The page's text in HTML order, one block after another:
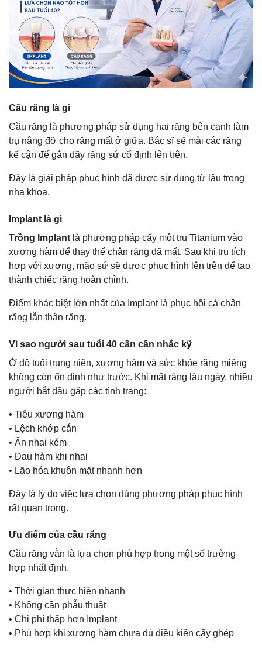
Cầu răng là gì
Cầu răng là phương pháp sử dụng hai răng bên cạnh làm
trụ nâng đỡ cho răng mất ở giữa. Bác sĩ sẽ mài các răng
kế cận để gắn dãy răng sứ cố định lên trên.
Đây là giải pháp phục hình đã được sử dụng từ lâu trong
nha khoa.
Implant là gì
Trồng Implantlà phương pháp cấy một trụ Titanium vào
xương hàm để thay thế chân răng đã mất. Sau khi trụ tích
hợp với xương, mão sứ sẽ được phục hình lên trên để tạo
thành chiếc răng hoàn chỉnh.
Điểm khác biệt lớn nhất của Implant là phục hồi cả chân
răng lẫn thân răng.
Vì sao người sau tuổi 40 cần cân nhắc kỹ
Ở độ tuổi trung niên, xương hàm và sức khỏe răng miệng
không còn ổn định như trước. Khi mất răng lâu ngày, nhiều
người bắt đầu gặp các tình trạng:
• Tiêu xương hàm
• Lệch khớp cắn
• Ăn nhai kém
• Đau hàm khi nhai
• Lão hóa khuôn mặt nhanh hơn
Đây là lý do việc lựa chọn đúng phương pháp phục hình
rất quan trọng.
Ưu điểm của cầu răng
Cầu răng vẫn là lựa chọn phù hợp trong một số trường
hợp nhất định.
• Thời gian thực hiện nhanh
• Không cần phẫu thuật
• Chi phí thấp hơn Implant
• Phù hợp khi xương hàm chưa đủ điều kiện cấy ghép